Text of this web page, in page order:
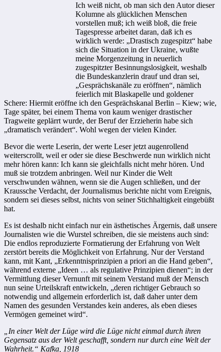
Ich weiß nicht, ob man sich den Autor dieser
Kolumne als glücklichen Menschen
vorstellen muß; ich weiß bloß, die freie
Tagespresse arbeitet daran, daß ich es
wirklich werde: „Drastisch zugespitzt“ habe
sich die Situation in der Ukraine, wußte
meine Morgenzeitung in neuerlich
zugespitzter Besinnungslosigkeit, weshalb
die Bundeskanzlerin drauf und dran sei,
„Gesprächskanäle zu eröffnen“, nämlich
feierlich mit Blaskapelle und goldener
Schere: Hiermit eröffne ich den Gesprächskanal Berlin – Kiew; wie,
Tage später, bei einem Thema von kaum weniger drastischer
Tragweite geplärrt wurde, der Beruf der Erzieherin habe sich
„dramatisch verändert“. Wohl wegen der vielen Kinder.
Bevor die werte Leserin, der werte Leser jetzt augenrollend
weiterscrollt, weil er oder sie diese Beschwerde nun wirklich nicht
mehr hören kann: Ich kann sie gleichfalls nicht mehr hören. Und
muß sie trotzdem anbringen. Weil nur Kinder die Welt
verschwunden wähnen, wenn sie die Augen schließen, und der
Kraussche Verdacht, der Journalismus berichte nicht vom Ereignis,
sondern sei dieses selbst, nichts von seiner Stichhaltigkeit eingebüßt
hat.
Es ist deshalb nicht einfach nur ein ästhetisches Ärgernis, daß unsere
Journalisten wie die Wurstel schreiben, die sie meistens auch sind:
Die endlos reproduzierte Formatierung der Erfahrung von Welt
zerstört bereits die Möglichkeit von Erfahrung. Nur der Verstand
kann, mit Kant, „Erkenntnisprinzipien a priori an die Hand geben“,
während externe „Ideen … als regulative Prinzipien dienen“; in der
Vermittlung dieser Vernunft mit seinem Verstand muß der Mensch
nun seine Urteilskraft entwickeln, „deren richtiger Gebrauch so
notwendig und allgemein erforderlich ist, daß daher unter dem
Namen des gesunden Verstandes kein anderes, als eben dieses
Vermögen gemeinet wird“.
„In einer Welt der Lüge wird die Lüge nicht einmal durch ihren
Gegensatz aus der Welt geschafft, sondern nur durch eine Welt der
Wahrheit.“ Kafka, 1918